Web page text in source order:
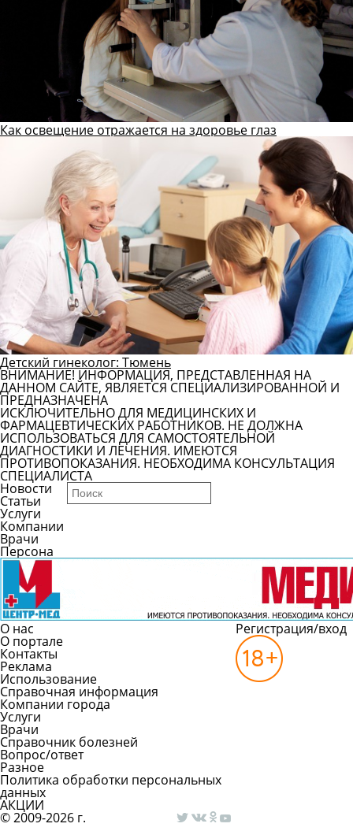
Как освещение отражается на здоровье глаз
Детский гинеколог: Тюмень
ВНИМАНИЕ! ИНФОРМАЦИЯ, ПРЕДСТАВЛЕННАЯ НА
ДАННОМ САЙТЕ, ЯВЛЯЕТСЯ СПЕЦИАЛИЗИРОВАННОЙ И
ПРЕДНАЗНАЧЕНА
ИСКЛЮЧИТЕЛЬНО ДЛЯ МЕДИЦИНСКИХ И
ФАРМАЦЕВТИЧЕСКИХ РАБОТНИКОВ. НЕ ДОЛЖНА
ИСПОЛЬЗОВАТЬСЯ ДЛЯ САМОСТОЯТЕЛЬНОЙ
ДИАГНОСТИКИ И ЛЕЧЕНИЯ. ИМЕЮТСЯ
ПРОТИВОПОКАЗАНИЯ. НЕОБХОДИМА КОНСУЛЬТАЦИЯ
СПЕЦИАЛИСТА
Новости
Статьи
Услуги
Компании
Врачи
Персона
О нас
О портале
Контакты
Реклама
Использование
Справочная информация
Компании города
Услуги
Врачи
Справочник болезней
Вопрос/ответ
Разное
Политика обработки персональных
данных
АКЦИИ
Регистрация/вход
© 2009-2026 г.